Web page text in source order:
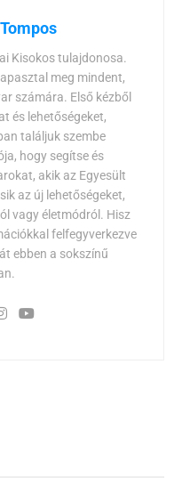
Kisokos tulajdonosa.
meg mindent,
számára. Első kézből
és lehetőségeket,
találjuk szembe
hogy segítse és
akik az Egyesült
az új lehetőségeket,
vagy életmódról. Hisz
felfegyverkezve
ebben a sokszínű